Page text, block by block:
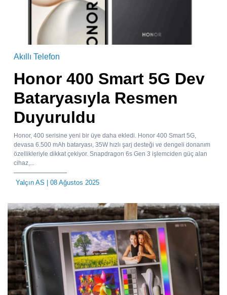
Akıllı Telefon
Honor 400 Smart 5G Dev
Bataryasıyla Resmen
Duyuruldu
Honor, 400 serisine yeni bir üye daha ekledi. Honor 400 Smart 5G,
devasa 6.500 mAh bataryası, 35W hızlı şarj desteği ve dengeli donanım
özellikleriyle dikkat çekiyor. Snapdragon 6s Gen 3 işlemciden güç alan
cihaz,...
Yalçın AS | 08 Ağustos 2025